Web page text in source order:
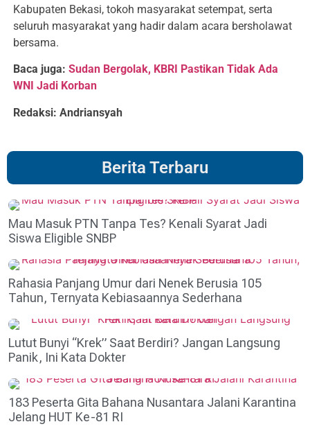
Kabupaten Bekasi, tokoh masyarakat setempat, serta
seluruh masyarakat yang hadir dalam acara bersholawat
bersama.
Baca juga: Sudan Bergolak, KBRI Pastikan Tidak Ada
WNI Jadi Korban
Redaksi: Andriansyah
Berita Terbaru
Mau Masuk PTN Tanpa Tes? Kenali Syarat Jadi
Siswa Eligible SNBP
Rahasia Panjang Umur dari Nenek Berusia 105
Tahun, Ternyata Kebiasaannya Sederhana
Lutut Bunyi “Krek” Saat Berdiri? Jangan Langsung
Panik, Ini Kata Dokter
183 Peserta Gita Bahana Nusantara Jalani Karantina
Jelang HUT Ke-81 RI